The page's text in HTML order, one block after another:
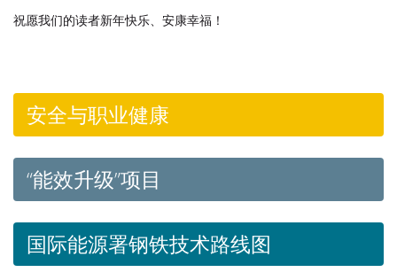
祝愿我们的读者新年快乐、安康幸福！
安全与职业健康
“能效升级”项目
国际能源署钢铁技术路线图